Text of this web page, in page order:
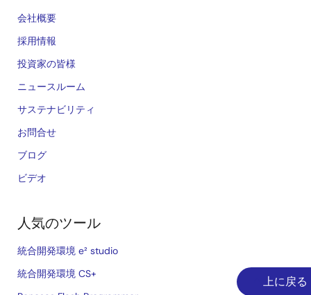
上に戻る
会社概要
採用情報
投資家の皆様
ニュースルーム
サステナビリティ
お問合せ
ブログ
ビデオ
人気のツール
統合開発環境 e² studio
統合開発環境 CS+